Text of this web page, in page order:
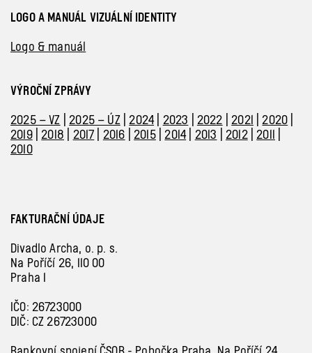
LOGO A MANUÁL VIZUÁLNÍ IDENTITY
Logo & manuál
VÝROČNÍ ZPRÁVY
2025 – VZ
2025 – ÚZ| 2024| 2023 2022 2021 2020
2019| 2018 2017 2016 2015| 2014| 2013 2012| 2011
2010
FAKTURAČNÍ ÚDAJE
Divadlo Archa, o. p. s.
Na Poříčí 26, 110 00
Praha 1
IČO: 26723000
DIČ: CZ 26723000